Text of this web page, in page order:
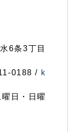
6条3丁目
0188 / k
日・日曜